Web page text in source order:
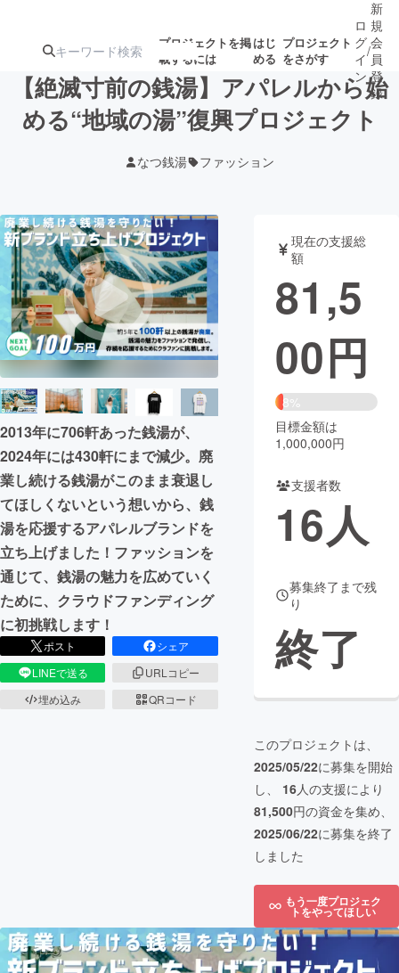
プロジェクトを掲
載するには
はじ
める
プロジェクト
をさがす
注目の新着プロ
ジェクト
ロジェクト
アート・写真 音楽
テクノロジー・ガジェット ゲーム・
映像・映画 書籍・雑誌
ビジネス・起業 チャレンジ
まちづくり・地域活性化
CAMPFIRE for Social Good
CAMPFIRE Creation
CAMPFIREふるさと納税machi-ya コミュニティ
ロ
グ
イ
ン
/
新
規
会
員
登
録
【絶滅寸前の銭湯】アパレルから始
める“地域の湯”復興プロジェクト
なつ銭湯 ファッション
2013年に706軒あった銭湯が、
2024年には430軒にまで減少。廃
業し続ける銭湯がこのまま衰退し
てほしくないという想いから、銭
湯を応援するアパレルブランドを
立ち上げました！ファッションを
通じて、銭湯の魅力を広めていく
ために、クラウドファンディング
に初挑戦します！
ポスト
シェア
LINEで送る
URLコピー
埋め込み
QRコード
現在の支援総
額
81,5
00円
8%
目標金額は
1,000,000円
支援者数
16人
募集終了まで残
り
終了
このプロジェクトは、
2025/05/22に募集を開始
し、 16人の支援により
81,500円の資金を集め、
2025/06/22に募集を終了
しました
もう一度プロジェク
トをやってほしい